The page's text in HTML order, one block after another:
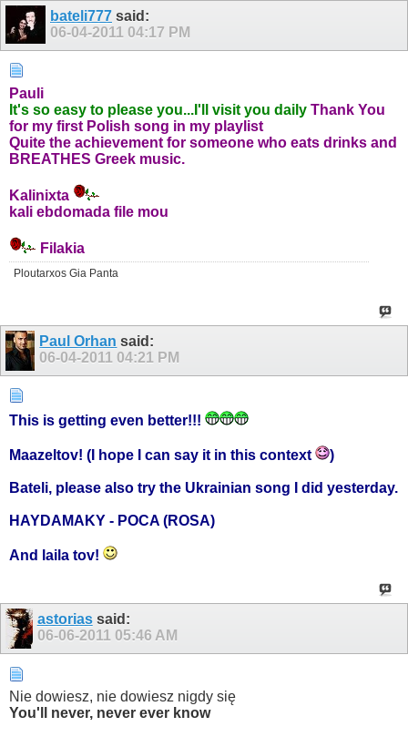
bateli777 said:
06-04-2011 04:17 PM
Pauli
It's so easy to please you...I'll visit you daily Thank You
for my first Polish song in my playlist
Quite the achievement for someone who eats drinks and
BREATHES Greek music.
Kalinixta
kali ebdomada file mou
Filakia
Ploutarxos Gia Panta
Paul Orhan said:
06-04-2011 04:21 PM
This is getting even better!!!
Maazeltov! (I hope I can say it in this context )
Bateli, please also try the Ukrainian song I did yesterday.
HAYDAMAKY - POCA (ROSA)
And laila tov!
astoriassaid:
06-06-2011 05:46 AM
Nie dowiesz, nie dowiesz nigdy się
You'll never, never ever know